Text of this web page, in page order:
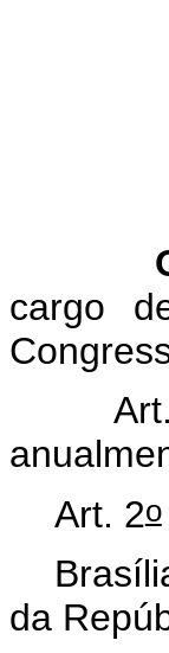
O
cargo
Art.
Art. 2o
da